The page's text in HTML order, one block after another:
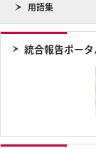
用語集
統合報告ポー